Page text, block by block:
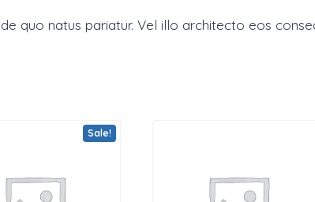
quo natus pariatur. Vel illo architecto eos
Sale!